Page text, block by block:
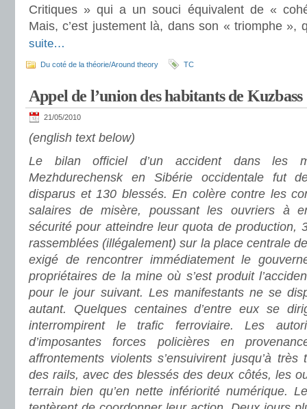
Critiques » qui a un souci équivalent de «
Mais, c’est justement là, dans son « triomphe »,
suite…
Du coté de la théorie/Around theory TC
Appel de l’union des habitants de
21/05/2010
(english text below)
Le bilan officiel d’un accident dans les
Mezhdurechensk en Sibérie occidentale fut
disparus et 130 blessés. En colère contre les
salaires de misère, poussant les ouvriers à
sécurité pour atteindre leur quota de production,
rassemblées (illégalement) sur la place centrale
exigé de rencontrer immédiatement le
propriétaires de la mine où s’est produit
pour le jour suivant. Les manifestants ne se
autant. Quelques centaines d’entre eux se
interrompirent le trafic ferroviaire. Les
d’imposantes forces policières en
affrontements violents s’ensuivirent jusqu’à
des rails, avec des blessés des deux côtés, les
terrain bien qu’en nette infériorité numérique.